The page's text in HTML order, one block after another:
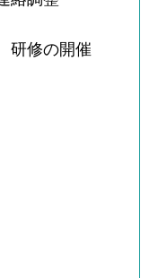
研修の開催